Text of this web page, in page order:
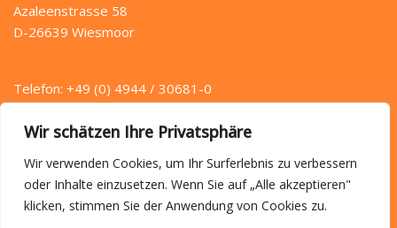
Wir schätzen Ihre Privatsphäre
Wir verwenden Cookies, um Ihr Surferlebnis zu verbessern
oder Inhalte einzusetzen. Wenn Sie auf „Alle akzeptieren"
klicken, stimmen Sie der Anwendung von Cookies zu.
Azaleenstrasse 58
D-26639 Wiesmoor
Telefon: +49 (0) 4944 / 30681-0
E-Mail: info (at) dehne.de
Startseite Anfahrt Kontakt
Datenschutz